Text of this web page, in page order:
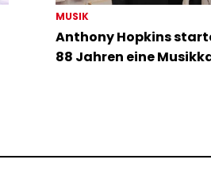
MUSIK
Anthony Hopkins
88 Jahren eine